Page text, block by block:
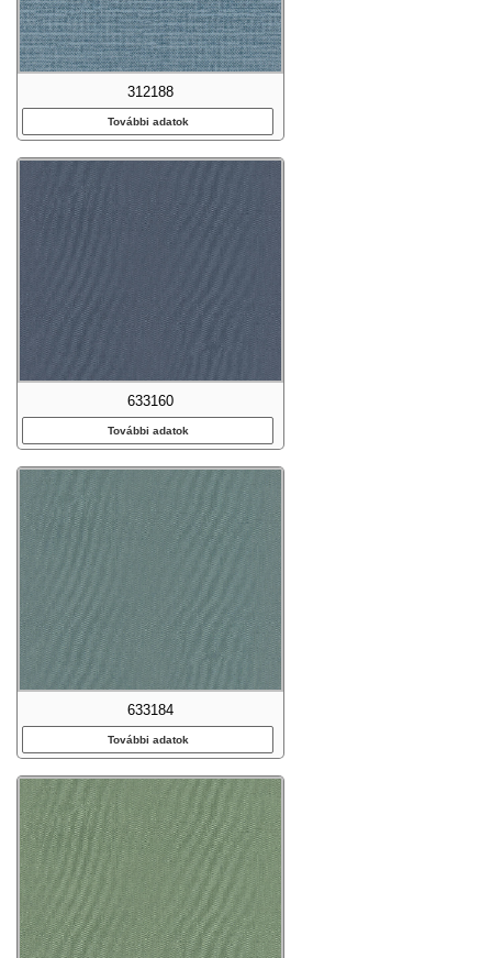
312188
További adatok
633160
További adatok
633184
További adatok